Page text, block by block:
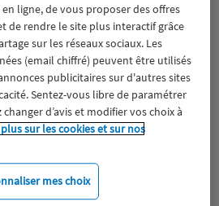
naturelles Climat
ESS
Fondation Macif Jeunesse
ligne, de vous proposer des offres
de rendre le site plus interactif grâce
sur les réseaux sociaux. Les
(email chiffré) peuvent être utilisés
publicitaires sur d'autres sites
Sentez-vous libre de paramétrer
d’avis et modifier vos choix à
plus sur les cookies et sur nos
mes choix